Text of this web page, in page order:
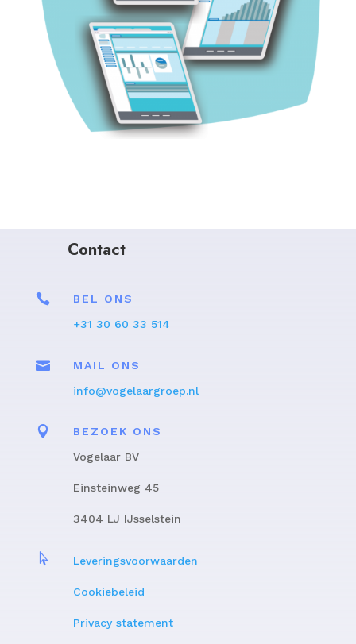
Contact

BEL ONS
+31 30 60 33 514

MAIL ONS
info@vogelaargroep.nl

BEZOEK ONS
Vogelaar BV
Einsteinweg 45
3404 LJ IJsselstein
 Leveringsvoorwaarden
Cookiebeleid
Privacy statement